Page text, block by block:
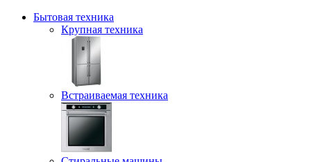
Бытовая техника
Крупная техника
Встраиваемая техника